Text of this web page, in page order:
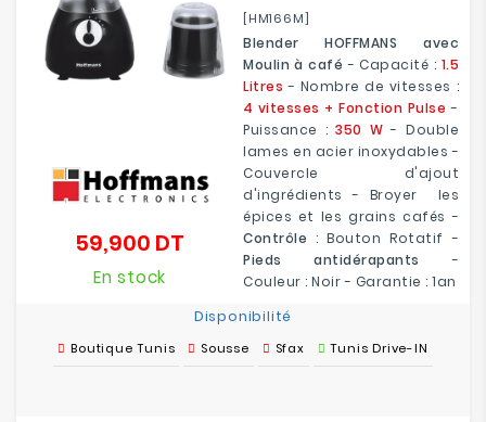
[HM166M]
Blender HOFFMANS avec
Moulin à café - Capacité : 1.5
Litres - Nombre de vitesses :
4 vitesses + Fonction Pulse-
Puissance : 350 W - Double
lames en acier inoxydables -
Couvercle d'ajout
d'ingrédients - Broyer les
épices et les grains cafés -
Contrôle : Bouton Rotatif -
Pieds antidérapants
-
Couleur : Noir - Garantie : 1an
59,900 DT
En stock
Disponibilité
Boutique Tunis Sousse Sfax Tunis Drive-IN